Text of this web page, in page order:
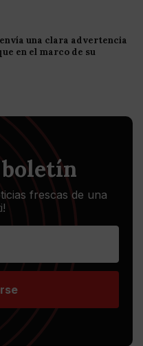
una clara advertencia
en el marco de su
frescas de una